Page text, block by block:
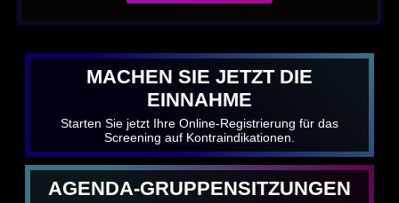
MACHEN SIE JETZT DIE
EINNAHME
Starten Sie jetzt Ihre Online-Registrierung für das
Screening auf Kontraindikationen.
AGENDA-GRUPPENSITZUNGEN